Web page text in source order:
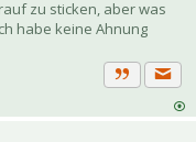
zu sticken, aber was
habe keine Ahnung
Zitat